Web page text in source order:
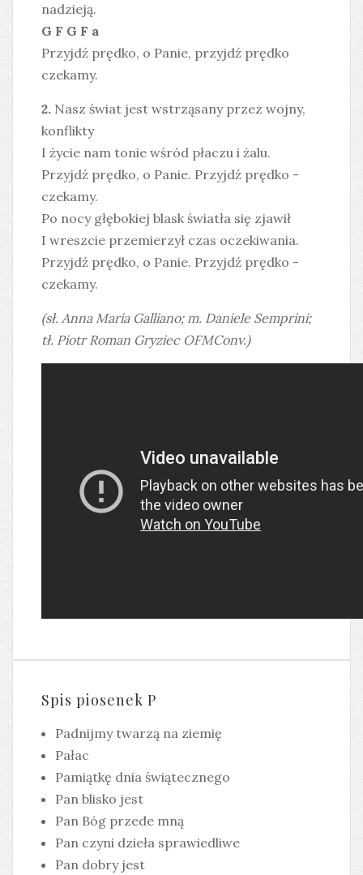
nadzieją.
G F G F a
Przyjdź prędko, o Panie, przyjdź prędko
czekamy.
2. Nasz świat jest wstrząsany przez wojny,
konflikty
I życie nam tonie wśród płaczu i żalu.
Przyjdź prędko, o Panie. Przyjdź prędko -
czekamy.
Po nocy głębokiej blask światła się zjawił
I wreszcie przemierzył czas oczekiwania.
Przyjdź prędko, o Panie. Przyjdź prędko -
czekamy.
(sł. Anna Maria Galliano; m. Daniele Semprini;
tł. Piotr Roman Gryziec OFMConv.)
Spis piosenek P
Padnijmy twarzą na ziemię
Pałac
Pamiątkę dnia świątecznego
Pan blisko jest
Pan Bóg przede mną
Pan czyni dzieła sprawiedliwe
Pan dobry jest